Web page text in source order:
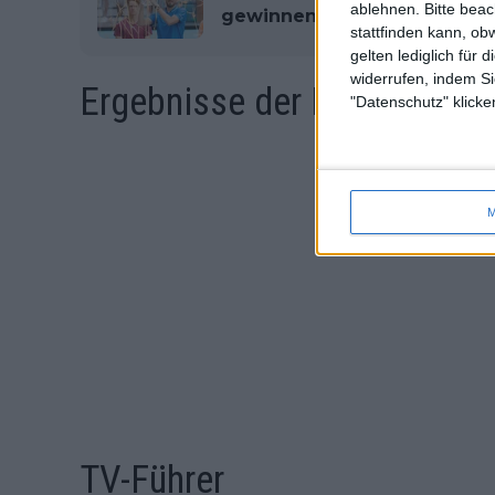
ablehnen. Bitte
stattfinden kann,
gelten lediglich für
widerrufen, indem
"Datenschutz"
gewinnen
Ergebnisse der Frauen
TV-Führer